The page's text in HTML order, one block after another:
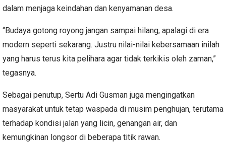
dalam menjaga keindahan dan kenyamanan desa.
“Budaya gotong royong jangan sampai hilang, apalagi di era
modern seperti sekarang. Justru nilai-nilai kebersamaan inilah
yang harus terus kita pelihara agar tidak terkikis oleh zaman,”
tegasnya.
Sebagai penutup, Sertu Adi Gusman juga mengingatkan
masyarakat untuk tetap waspada di musim penghujan, terutama
terhadap kondisi jalan yang licin, genangan air, dan
kemungkinan longsor di beberapa titik rawan.